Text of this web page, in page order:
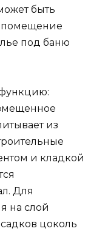
быть
помещение
под баню
из
и кладкой
Для
на слой
цоколь